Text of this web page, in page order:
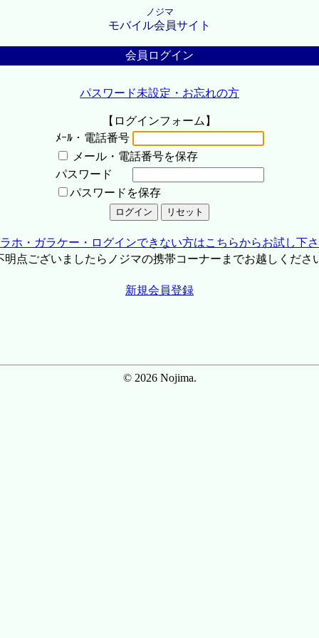
ノジマ
モバイル会員サイト
会員ログイン
パスワード未設定・お忘れの方
【ログインフォーム】
ﾒｰﾙ・電話番号
メール・電話番号を保存
パスワード
パスワードを保存
ホ・ガラケー・ログインできない方はこちらからお試し下
点ございましたらノジマの携帯コーナーまでお越しくださ
新規会員登録
© 2026 Nojima.